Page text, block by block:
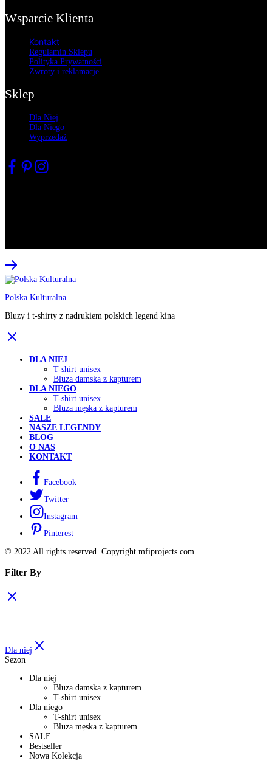
Wsparcie Klienta
Kontakt
Regulamin Sklepu
Polityka Prywatności
Zwroty i reklamacje
Sklep
Dla Niej
Dla Niego
Wyprzedaż
Polska Kulturalna
Bluzy i t-shirty z nadrukiem polskich legend kina
DLA NIEJ
T-shirt unisex
Bluza damska z kapturem
DLA NIEGO
T-shirt unisex
Bluza męska z kapturem
SALE
NASZE LEGENDY
BLOG
O NAS
KONTAKT
Facebook
Twitter
Instagram
Pinterest
© 2022 All rights reserved. Copyright mfiprojects.com
Filter By
Dla niej
Sezon
Dla niej
Bluza damska z kapturem
T-shirt unisex
Dla niego
T-shirt unisex
Bluza męska z kapturem
SALE
Bestseller
Nowa Kolekcja